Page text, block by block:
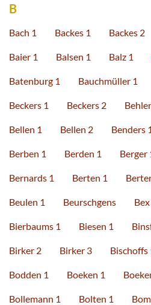
B
Bach 1 Backes 1 Backes 2
Baier 1 Balsen 1 Balz 1
Batenburg 1 Bauchmüller 1
Beckers 1 Beckers 2
Bellen 1 Bellen 2 Benders 1
Berben 1 Berden 1 Berger
Bernards 1 Berten 1
Beulen 1 Beurschgens Bex
Bierbaums 1 Biesen 1
Birker 2 Birker 3 Bischoffs
Bodden 1 Boeken 1
Bollemann 1 Bolten 1